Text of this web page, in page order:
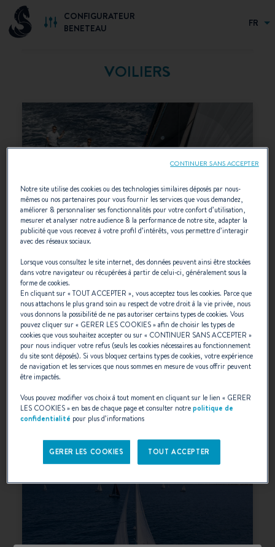
CONFIGURATEUR
BENETEAU
FR
VOILIERS
FIRST
Destiné à la croisière haute performance
voire aux régates, le First a été conçu pour
des propriétaires exigeants et fins
connaisseurs de la navigation à la voile.
SÉLECTIONNER
Notre site utilise des cookies ou des technologies similaires déposés par nous-
mêmes ou nos partenaires pour vous fournir les services que vous demandez,
améliorer & personnaliser ses fonctionnalités pour votre confort d’utilisation,
mesurer et analyser notre audience & la performance de notre site, adapter la
publicité que vous recevez à votre profil d’intérêts, vous permettre d’interagir
avec des réseaux sociaux.
Lorsque vous consultez le site internet, des données peuvent ainsi être stockées
dans votre navigateur ou récupérées à partir de celui-ci, généralement sous la
forme de cookies.
En cliquant sur «TOUT ACCEPTER », vous acceptez tous les cookies. Parce que
nous attachons le plus grand soin au respect de votre droit à la vie privée, nous
vous donnons la possibilité de ne pas autoriser certains types de cookies. Vous
pouvez cliquer sur « GERER LES COOKIES» afin de choisir les types de
cookies que vous souhaitez accepter ou sur « CONTINUER SANS ACCEPTER »
pour nous indiquer votre refus (seuls les cookies nécessaires au fonctionnement
du site sont déposés). Si vous bloquez certains types de cookies, votre expérience
de navigation et les services que nous sommes en mesure de vous offrir peuvent
être impactés.
Vous pouvez modifier vos choix à tout moment en cliquant sur le lien « GERER
LES COOKIES» en bas de chaque page et consulter notrepolitique de
confidentialité pour plus d’informations
GERER LES COOKIES TOUT ACCEPTER
CONTINUER SANS ACCEPTER